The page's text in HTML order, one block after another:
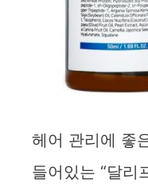
헤어 관리에 좋
들어있는 “달리